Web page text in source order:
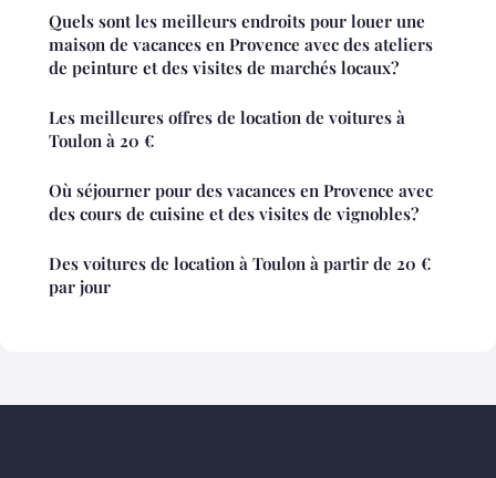
Quels sont les meilleurs endroits pour louer une
maison de vacances en Provence avec des ateliers
de peinture et des visites de marchés locaux?
Les meilleures offres de location de voitures à
Toulon à 20 €
Où séjourner pour des vacances en Provence avec
des cours de cuisine et des visites de vignobles?
Des voitures de location à Toulon à partir de 20 €
par jour